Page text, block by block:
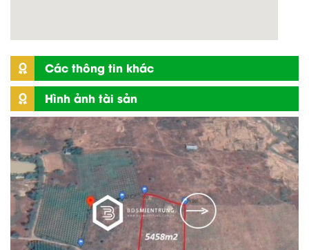
Các thông tin khác
Hình ảnh tài sản